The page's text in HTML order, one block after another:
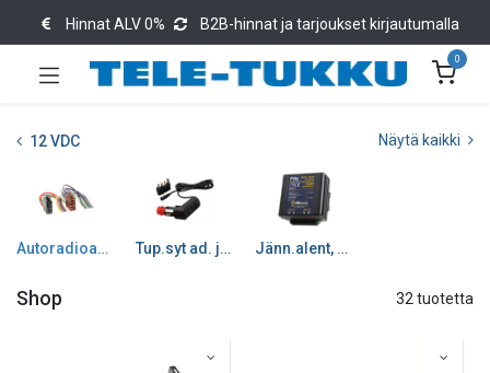
Hinnat ALV 0% B2B-hinnat ja tarjoukset kirjautumalla
0
12 VDC Näytä kaikki
Autoradioasennus tarv Tup.syt ad. ja tarvikkee Jänn.alent, häirs vahdit
Shop 32 tuotetta